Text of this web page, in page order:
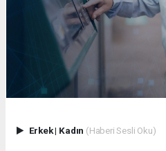
Erkek| Kadın (Haberi Sesli Oku)